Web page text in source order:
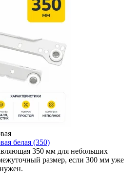
белая (350)
350 мм для небольших
размер, если 300 мм уже